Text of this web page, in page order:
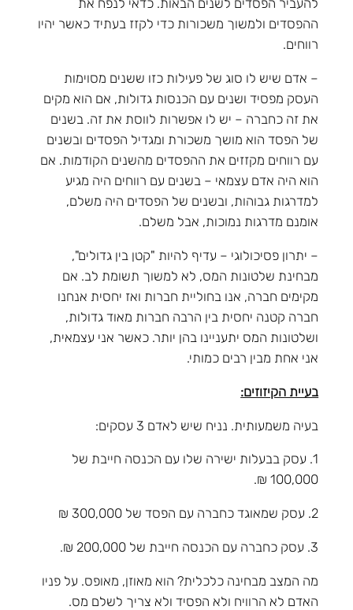
להעביר הפסדים לשנים הבאות. כדאי לנפח את
ההפסדים ולמשוך משכורות כדי לקזז בעתיד כאשר יהיו
רווחים.
– אדם שיש לו סוג של פעילות כזו ששנים מסוימות
העסק מפסיד ושנים עם הכנסות גדולות, אם הוא מקים
את זה כחברה – יש לו אפשרות לווסת את זה. בשנים
של הפסד הוא מושך משכורת ומגדיל הפסדים ובשנים
עם רווחים מקזזים את ההפסדים מהשנים הקודמות. אם
הוא היה אדם עצמאי – בשנים עם רווחים היה מגיע
למדרגות גבוהות, ובשנים של הפסדים היה משלם,
אומנם מדרגות נמוכות, אבל משלם.
– יתרון פסיכולוגי – עדיף להיות "קטן בין גדולים",
מבחינת שלטונות המס, לא למשוך תשומת לב. אם
מקימים חברה, אנו בחוליית חברות ואז יחסית אנחנו
חברה קטנה יחסית בין הרבה חברות מאוד גדולות,
ושלטונות המס יתעניינו בהן יותר. כאשר אני עצמאית,
אני אחת מבין רבים כמותי.
בעיית הקיזוזים:
בעיה משמעותית. נניח שיש לאדם 3 עסקים:
1. עסק בבעלות ישירה שלו עם הכנסה חייבת של
100,000 ₪.
2. עסק שמאוגד כחברה עם הפסד של 300,000 ₪
3. עסק כחברה עם הכנסה חייבת של 200,000 ₪.
מה המצב מבחינה כלכלית? הוא מאוזן, מאופס. על פניו
האדם לא הרוויח ולא הפסיד ולא צריך לשלם מס.